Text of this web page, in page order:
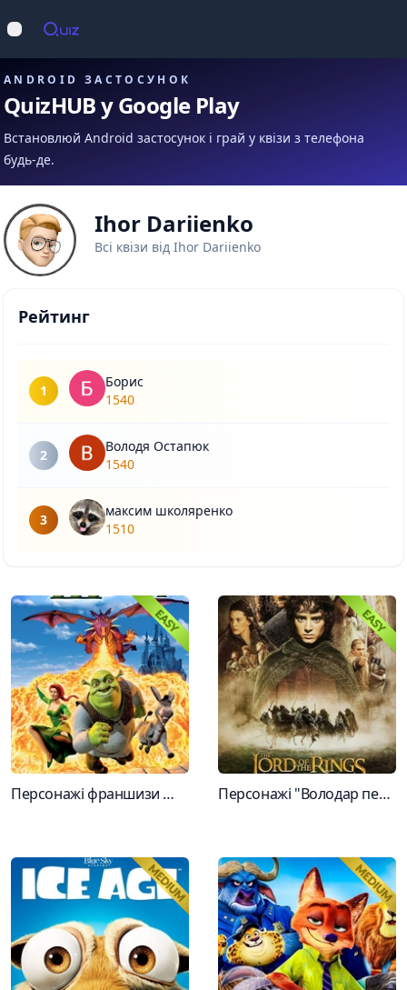
Відкрити меню
ANDROID ЗАСТОСУНОК
QuizHUB у Google Play
Встановлюй Android застосунок і грай у квізи з телефона
будь-де.
Ihor Dariienko
Всі квізи від Ihor Dariienko
Рейтинг
1
Борис
1540
2
Володя Остапюк
1540
3
максим школяренко
1510
Персонажі франшизи Шрек Персонажі "Володар перснів"